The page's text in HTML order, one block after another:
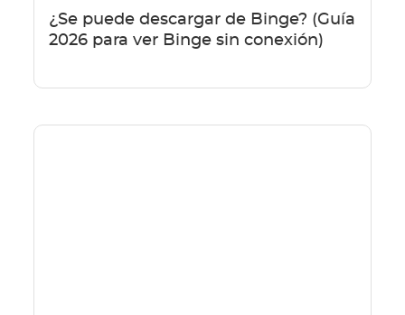
¿Se puede descargar de Binge? (Guía
2026 para ver Binge sin conexión)